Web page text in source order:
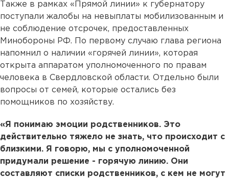
Также в рамках «Прямой линии» к губернатору
поступали жалобы на невыплаты мобилизованным и
не соблюдение отсрочек, предоставленных
Минобороны РФ. По первому случаю глава региона
напомнил о наличии «горячей линии», которая
открыта аппаратом уполномоченного по правам
человека в Свердловской области. Отдельно были
вопросы от семей, которые остались без
помощников по хозяйству.
«Я понимаю эмоции родственников. Это
действительно тяжело не знать, что происходит с
близкими. Я говорю, мы с уполномоченной
придумали решение - горячую линию. Они
составляют списки родственников, с кем не могут